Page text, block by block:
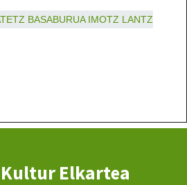
BASABURUA IMOTZ LANTZ
Elkartea